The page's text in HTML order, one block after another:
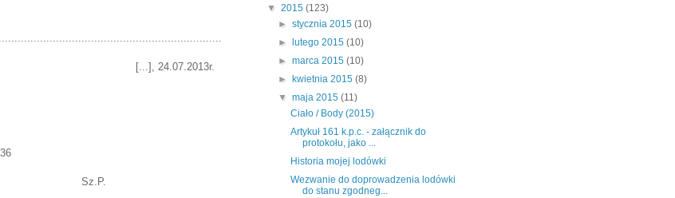
39036
▼ 2015 (123)
►stycznia 2015(10)
►
lutego 2015(10)
►marca 2015(10)
►
kwietnia 2015(8)
▼maja 2015(11)
Ciało / Body (2015)
Artykuł 161 k.p.c. - załącznik do
protokołu, jako ...
Historia mojej lodówki
Wezwanie do doprowadzenia lodówki
do stanu zgodneg...